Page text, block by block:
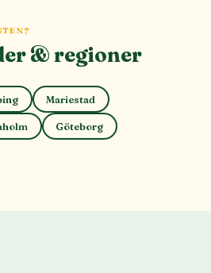
& regioner
Mariestad
Göteborg